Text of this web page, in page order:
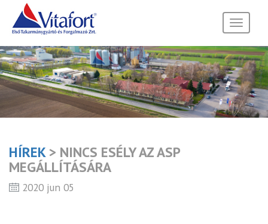
Toggle
HÍREK> NINCS ESÉLY AZ ASP
MEGÁLLÍTÁSÁRA
2020 jun 05